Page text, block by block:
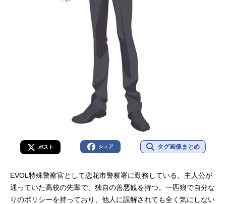
ポスト シェア タグ画像まとめ
EVOL特殊警察官として恋花市警察署に勤務している。主人公が
通っていた高校の先輩で、独自の善悪観を持つ。一匹狼で自分な
りのポリシーを持っており、他人に誤解されても全く気にしない